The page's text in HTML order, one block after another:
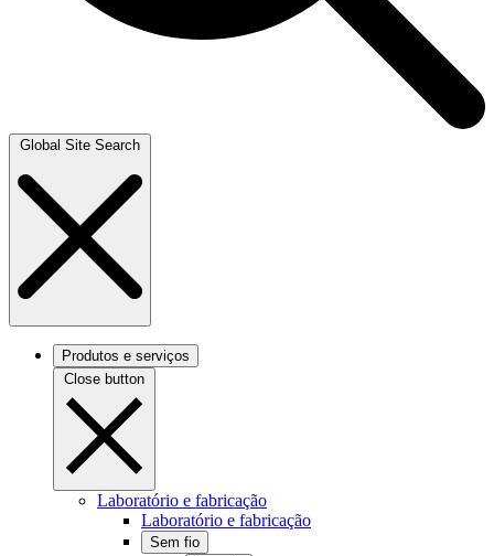
Global Site Search
Produtos e serviços
Close button
Laboratório e fabricação
Laboratório e fabricação
Sem fio